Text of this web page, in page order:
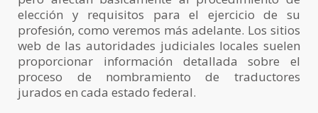
elección y requisitos para el ejercicio de su
profesión, como veremos más adelante. Los sitios
web de las autoridades judiciales locales suelen
proporcionar información detallada sobre el
proceso de nombramiento de traductores
jurados en cada estado federal.